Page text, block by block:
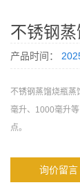
不锈钢
产品时间：
不锈钢蒸馏烧瓶
毫升、1000毫升
点。
询价留言